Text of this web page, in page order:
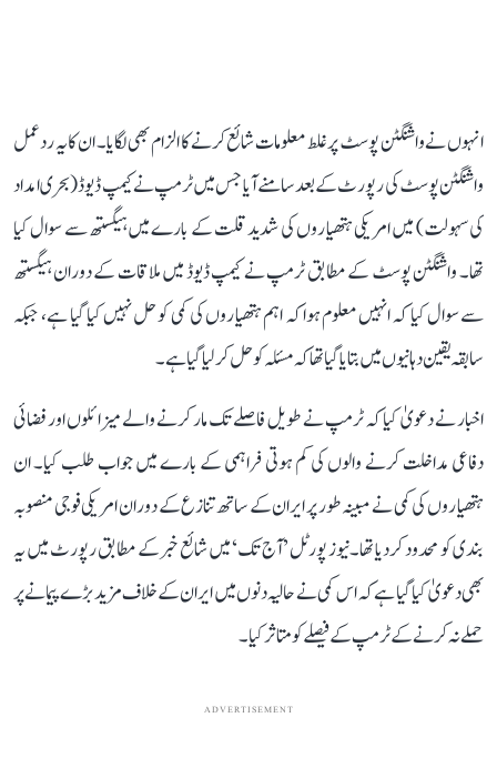
انہوں نے واشنگٹن پوسٹ پر غلط معلومات شائع کرنے کا الزام بھی لگایا۔ ان کا یہ ردعمل
واشنگٹن پوسٹ کی رپورٹ کے بعد سامنے آیا جس میں ٹرمپ نے کیمپ ڈیوڈ (بحری امداد
کی سہولت) میں امریکی ہتھیاروں کی شدید قلت کے بارے میں ہیگستھ سے سوال کیا
تھا۔ واشنگٹن پوسٹ کے مطابق ٹرمپ نے کیمپ ڈیوڈ میں ملاقات کے دوران ہیگستھ
سے سوال کیا کہ انہیں معلوم ہوا کہ اہم ہتھیاروں کی کمی کو حل نہیں کیا گیا ہے، جبکہ
سابقہ ​​یقین دہانیوں میں بتا یا گیا تھا کہ مسئلہ کو حل کر لیا گیا ہے۔
اخبار نے دعویٰ کیا کہ ٹرمپ نے طویل فاصلے تک مار کرنے والے میزائلوں اور فضائی
دفاعی مداخلت کرنے والوں کی کم ہوتی فراہمی کے بارے میں جواب طلب کیا۔ ان
ہتھیاروں کی کمی نے مبینہ طور پر ایران کے ساتھ تنازع کے دوران امریکی فوجی منصوبہ
بندی کو محدود کر دیا تھا۔نیوز پورٹل ’آج تک‘ میں شائع خبر کے مطابق رپورٹ میں یہ
بھی دعویٰ کیا گیا ہے کہ اس کمی نے حالیہ دنوں میں ایران کے خلاف مزید بڑے پیمانے پر
حملے نہ کرنے کے ٹرمپ کے فیصلے کو متاثر کیا۔
ADVERTISEMENT